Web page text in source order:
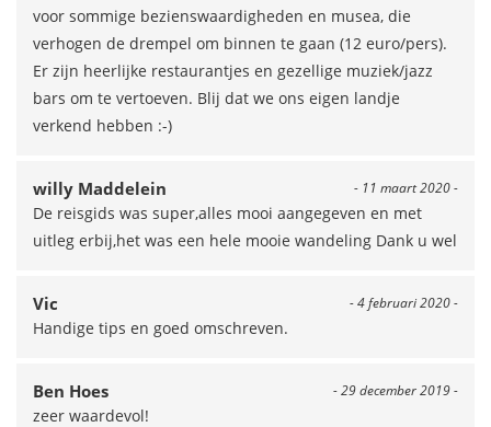
voor sommige bezienswaardigheden en musea, die
verhogen de drempel om binnen te gaan (12 euro/pers).
Er zijn heerlijke restaurantjes en gezellige muziek/jazz
bars om te vertoeven. Blij dat we ons eigen landje
verkend hebben :-)
- 11 maart 2020 -
willy Maddelein
De reisgids was super,alles mooi aangegeven en met
uitleg erbij,het was een hele mooie wandeling Dank u wel
- 4 februari 2020 -
Vic
Handige tips en goed omschreven.
- 29 december 2019 -
Ben Hoes
zeer waardevol!